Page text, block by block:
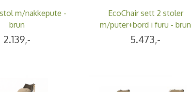
m/nakkepute -
brun
2.139,-
EcoChair sett 2 stoler
m/puter+bord i furu - brun
5.473,-